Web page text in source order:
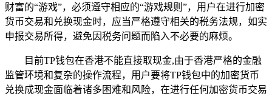
财富的“游戏”，必须遵守相应的“游戏规则”，用户在进行加密
货币交易和兑换现金时，应当严格遵守相关的税务法规，如实
申报交易所得，避免因税务问题而陷入不必要的麻烦。
目前TP钱包在香港不能直接取现金,由于香港严格的金融
监管环境和复杂的操作流程，用户要将TP钱包中的加密货币
兑换成现金面临着诸多困难和风险，在进行任何加密货币交易